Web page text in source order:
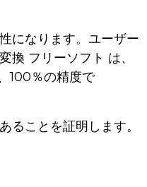
になります。ユーザー
フリーソフト は、
100％の精度で
ことを証明します。